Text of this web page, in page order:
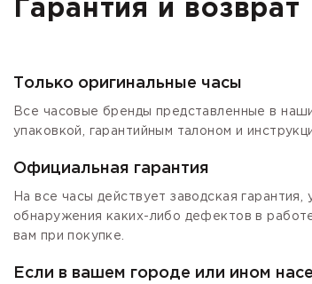
Гарантия и возврат
Только оригинальные часы
Все часовые бренды представленные в
упаковкой, гарантийным талоном и
Официальная гарантия
На все часы действует заводская
обнаружения каких-либо дефектов в
вам при покупке.
Если в вашем городе или ином